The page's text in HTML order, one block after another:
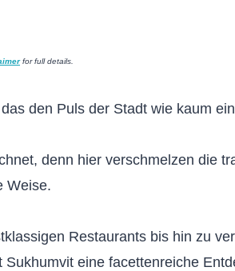
for full details.
den Puls der Stadt wie kaum
denn hier verschmelzen die
Weise.
Restaurants bis hin zu
eine facettenreiche